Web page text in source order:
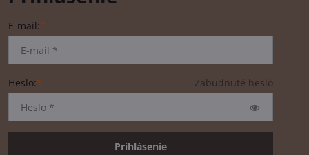
E-mail:*
Zabudnuté heslo
Heslo:*
Prihlásenie